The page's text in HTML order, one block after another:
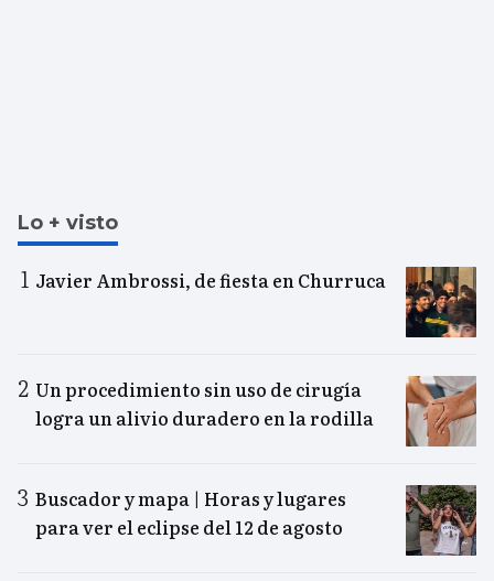
Lo + visto
Javier Ambrossi, de fiesta en Churruca
Un procedimiento sin uso de cirugía
logra un alivio duradero en la rodilla
Buscador y mapa | Horas y lugares
para ver el eclipse del 12 de agosto